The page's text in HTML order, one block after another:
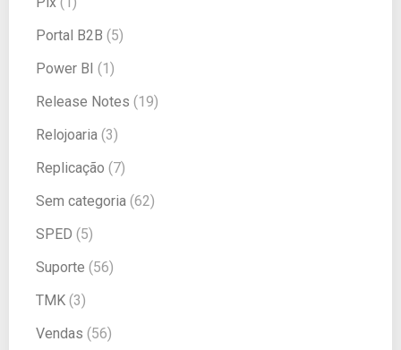
Portal B2B (5)
Power BI (1)
Release Notes (19)
Relojoaria (3)
Replicação (7)
Sem categoria (62)
SPED (5)
Suporte (56)
TMK (3)
Vendas (56)